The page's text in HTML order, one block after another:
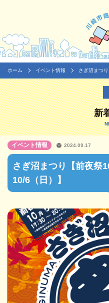
ホーム イベント情報 さぎ沼まつ
新
さぎ沼まつり【前夜祭
10/6（日）】
イベント情報 2024.09.17